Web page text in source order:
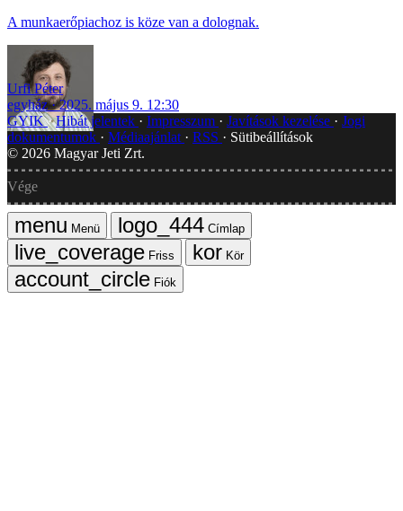
A munkaerőpiachoz is köze van a dolognak.
Urfi Péter
egyház
2025. május 9. 12:30
GYIK Hibát jelentek Impresszum Javítások kezelése
Jogi
dokumentumok
Médiaajánlat RSS
Sütibeállítások
© 2026 Magyar Jeti Zrt.
Vége
Menü
Címlap
Friss
Kör
Fiók